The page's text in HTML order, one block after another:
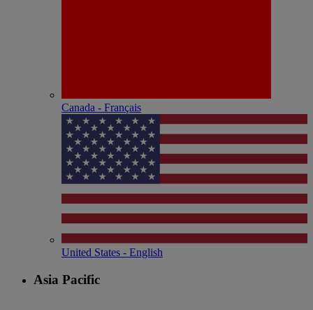
Canada - Français
United States - English
Asia Pacific